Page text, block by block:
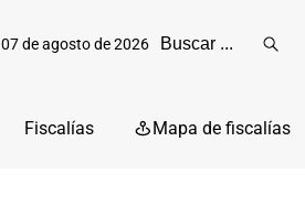
07 de agosto de 2026
Fiscalías Mapa de fiscalías